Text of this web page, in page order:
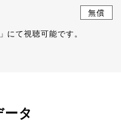
無償
て視聴可能です。
タ